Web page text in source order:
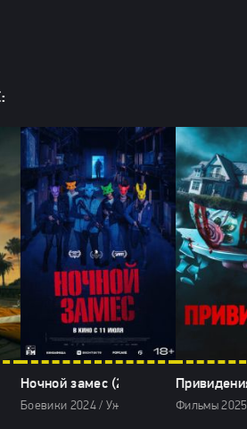
(2025)
/ Криминальные фильмы 2025 /
Ночной замес (2024)
Боевики 2024 / Ужасы 2024 /Фильмы